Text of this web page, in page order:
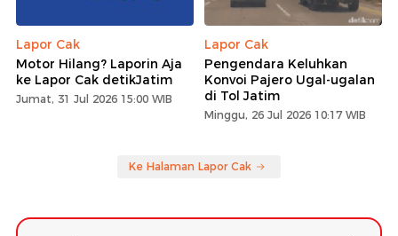
Lapor Cak
Motor Hilang? Laporin Aja
ke Lapor Cak detikJatim
Jumat, 31 Jul 2026 15:00 WIB
Lapor Cak
Pengendara Keluhkan
Konvoi Pajero Ugal-ugalan
di Tol Jatim
Minggu, 26 Jul 2026 10:17 WIB
Ke Halaman Lapor Cak